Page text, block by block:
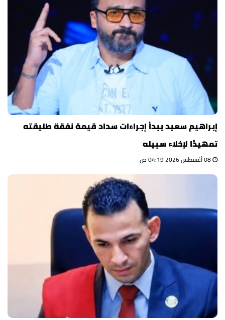
إبراهيم سعيد يبدأ إجراءات سداد قيمة نفقة طليقته
تمهيدًا لإخلاء سبيله